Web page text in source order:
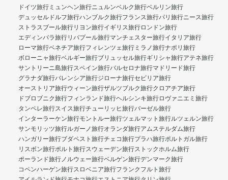
ドイツ旅行 ミュンヘン旅行ニュルンベルク旅行ベルリン旅行
デュッセルドルフ旅行ハンブルク旅行フランス旅行パリ旅行ニース旅行
ストラスブール旅行リヨン旅行イギリス旅行ロンドン旅行
エディンバラ旅行リバプール旅行マンチェスター旅行イタリア旅行
ローマ旅行ベネチア旅行フィレンツェ旅行 ミラノ旅行ナポリ旅行
ボローニャ旅行ベルギー旅行ブリュッセル旅行ギリシャ旅行アテネ旅行
サントリーニ島旅行スペイン旅行バルセロナ旅行マドリード旅行
グラナダ旅行バレンシア旅行ジローナ旅行セビリア旅行
オーストリア旅行ウィーン旅行ザルツブルク旅行クロアチア旅行
ドブロブニク旅行フィンランド旅行ヘルシンキ旅行ロヴァニエミ旅行
タンペレ旅行スイス旅行チューリッヒ旅行バーゼル旅行
インターラーケン旅行モントルー旅行ツェルマット旅行ルツェルン旅行
サンモリッツ旅行ルガーノ旅行オランダ旅行アムステルダム旅行
ハンガリー旅行ブダペスト旅行チェコ旅行プラハ旅行ポルトガル旅行
リスボン旅行ポルト旅行スウェーデン旅行ストックホルム旅行
ポーランド旅行ノルウェー旅行ベルゲン旅行デンマーク旅行
コペンハーゲン旅行スロベニア旅行フランクフルト旅行